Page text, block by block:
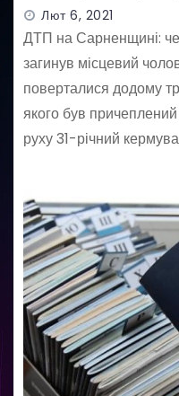
про
У
Лют 6, 2021
ДТП на Сарненщині:
загинув місцевий
поверталися додому
якого був причеплений
руху 31-річний